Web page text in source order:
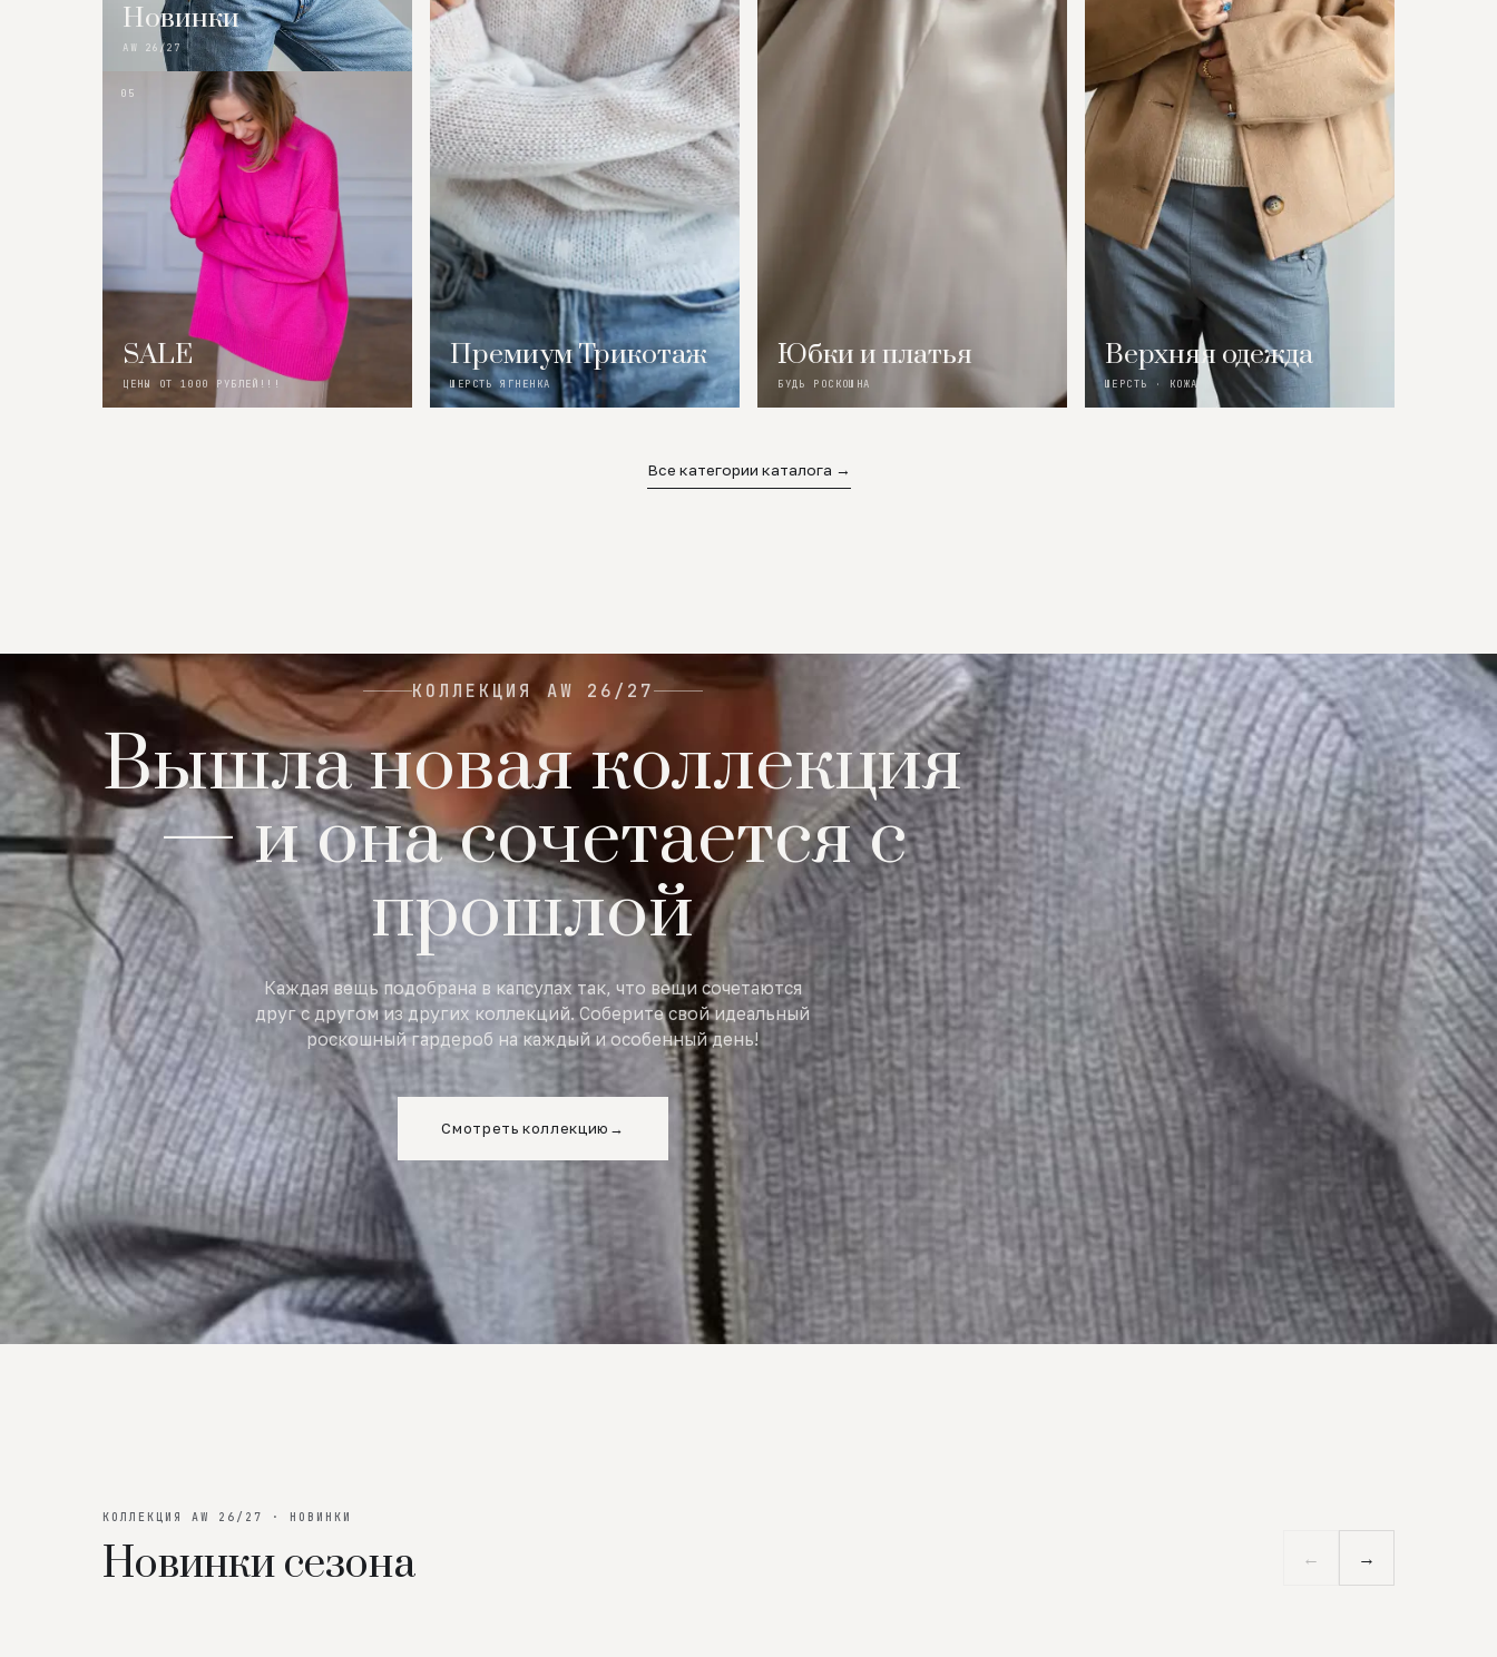
Новинки
AW 26/27
05
SALE
ЦЕНЫ ОТ 1000 РУБЛЕЙ!!!
Премиум Трикотаж
ШЕРСТЬ ЯГНЕНКА
Юбки и платья
БУДЬ РОСКОШНА
Верхняя одежда
ШЕРСТЬ · КОЖА
Все категории каталога →
КОЛЛЕКЦИЯ AW 26/27
Вышла новая коллекция
— и она сочетается с
прошлой
Каждая вещь подобрана в капсулах так, что вещи сочетаются
друг с другом из других коллекций. Соберите свой идеальный
роскошный гардероб на каждый и особенный день!
Смотреть коллекцию →
КОЛЛЕКЦИЯ AW 26/27 · НОВИНКИ
Новинки сезона ← →